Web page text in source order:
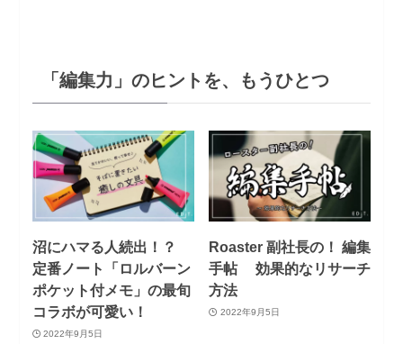
「編集力」のヒントを、もうひとつ
沼にハマる人続出！？
定番ノート「ロルバーン
ポケット付メモ」の最旬
コラボが可愛い！
2022年9月5日
Roaster 副社長の！ 編集
手帖 効果的なリサーチ
方法
2022年9月5日